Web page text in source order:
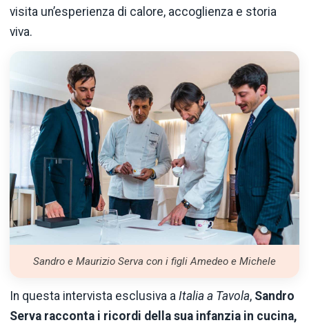
visita un’esperienza di calore, accoglienza e storia
viva.
Sandro e Maurizio Serva con i figli Amedeo e Michele
In questa intervista esclusiva a Italia a Tavola, Sandro
Serva racconta i ricordi della sua infanzia in cucina,